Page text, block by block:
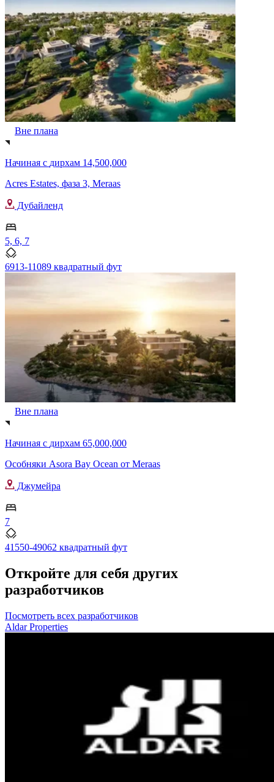
Вне плана
Начиная с дирхам 14,500,000
Acres Estates, фаза 3, Meraas
Дубайленд
5, 6, 7
6913-11089 квадратный фут
Вне плана
Начиная с дирхам 65,000,000
Особняки Asora Bay Ocean от Meraas
Джумейра
7
41550-49062 квадратный фут
Откройте для себя других
разработчиков
Посмотреть всех разработчиков
Aldar Properties